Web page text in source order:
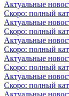
Актуальные
Скоро: полный
Актуальные
Скоро: полный
Актуальные
Скоро: полный
Актуальные
Скоро: полный
Актуальные
Скоро: полный
Актуальные